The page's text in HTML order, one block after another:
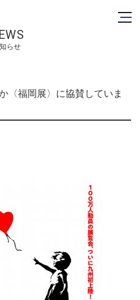
らせ
〈福岡展〉に協賛していま